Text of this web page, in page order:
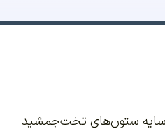
ما به سال ۱۳۹۴ در سایه ستون‌های تخت‌جمشید